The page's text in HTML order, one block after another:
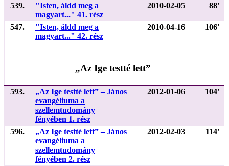
539.
"Isten, áldd meg a
magyart..." 41. rész
2010-02-05 88'
547.
"Isten, áldd meg a
magyart..." 42. rész
2010-04-16 106'
„Az Ige testté lett”
593.
„Az Ige testté lett” – János
evangéliuma a
szellemtudomány
fényében 1. rész
2012-01-06 104'
596.
„Az Ige testté lett” – János
evangéliuma a
szellemtudomány
fényében 2. rész
2012-02-03 114'